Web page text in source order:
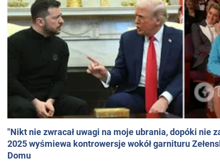
"Nikt nie zwracał uwagi na moje ubrania, dopóki nie
2025 wyśmiewa kontrowersje wokół garnituru
Domu